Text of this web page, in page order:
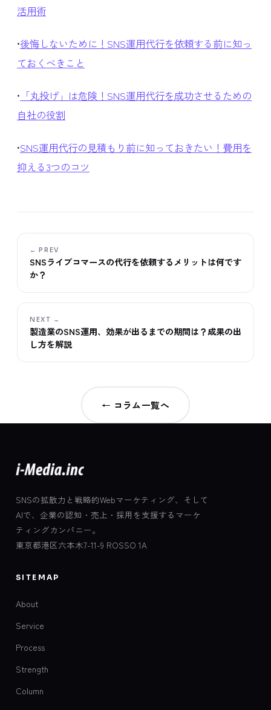
活用術
•後悔しないために！SNS運用代行を依頼する前に知っ
ておくべきこと
• 「丸投げ」は危険！SNS運用代行を成功させるための
自社の役割
•SNS運用代行の見積もり前に知っておきたい！費用を
抑える3つのコツ
← PREV
SNSライブコマースの代行を依頼するメリットは何です
か？
NEXT →
製造業のSNS運用、効果が出るまでの期間は？成果の出
し方を解説
← コラム一覧へ
SNSの拡散力と戦略的Webマーケティング、そして
AIで、企業の認知・売上・採用を支援するマーケ
ティングカンパニー。
東京都港区六本木7-11-9 ROSSO 1A
SITEMAP
About
Service
Process
Strength
Column